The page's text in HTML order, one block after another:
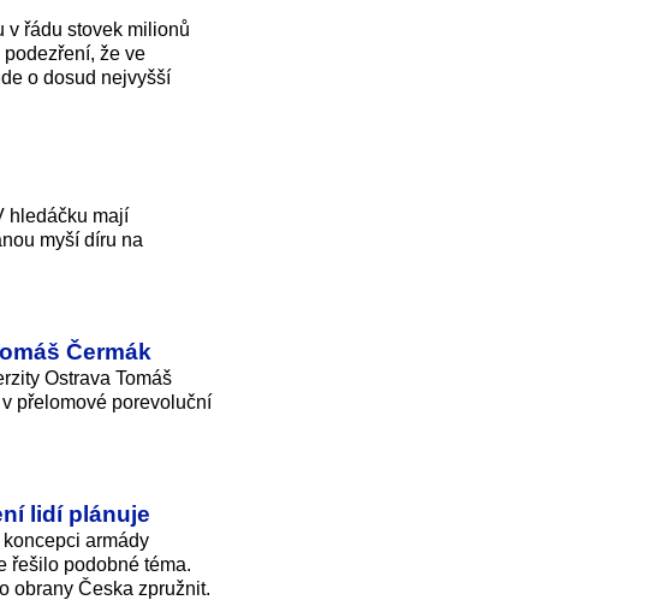
v řádu stovek milionů
že ve
o dosud nejvyšší
hledáčku mají
myší díru na
Čermák
Ostrava Tomáš
přelomové porevoluční
lidí plánuje
armády
řešilo podobné téma.
obrany Česka zpružnit.